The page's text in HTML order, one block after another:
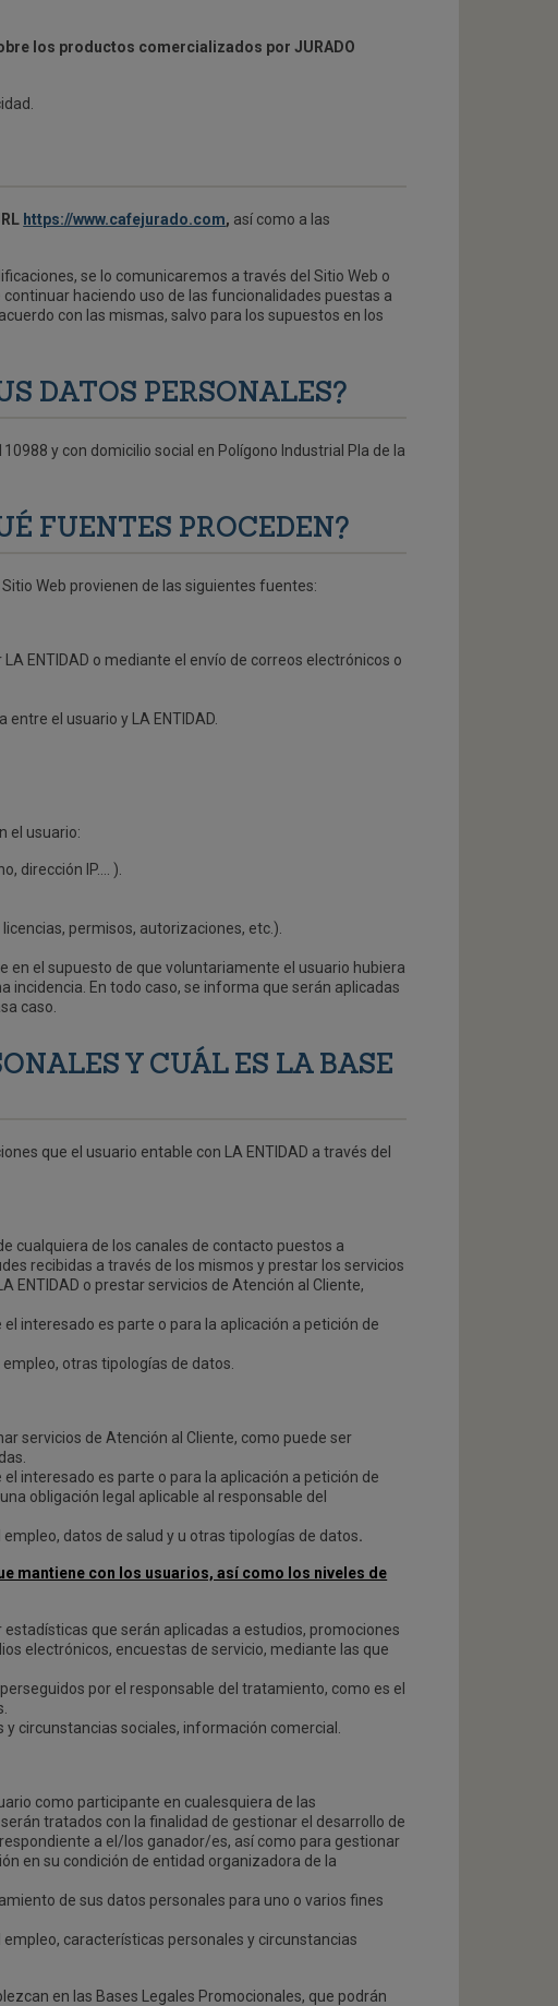
los productos comercializados por JURADO
https://www.cafejurado.com, así como a las
se lo comunicaremos a través del Sitio Web o
haciendo uso de las funcionalidades puestas a
con las mismas, salvo para los supuestos en los
DATOS PERSONALES?
y con domicilio social en Polígono Industrial Pla de la
FUENTES PROCEDEN?
Web provienen de las siguientes fuentes:
ENTIDAD o mediante el envío de correos electrónicos o
el usuario y LA ENTIDAD.
el usuario:
dirección IP…. ).
permisos, autorizaciones, etc.).
el supuesto de que voluntariamente el usuario hubiera
En todo caso, se informa que serán aplicadas
caso.
Y CUÁL ES LA BASE
que el usuario entable con LA ENTIDAD a través del
cualquiera de los canales de contacto puestos a
recibidas a través de los mismos y prestar los servicios
ENTIDAD o prestar servicios de Atención al Cliente,
interesado es parte o para la aplicación a petición de
otras tipologías de datos.
servicios de Atención al Cliente, como puede ser
interesado es parte o para la aplicación a petición de
obligación legal aplicable al responsable del
datos de salud y u otras tipologías de datos.
mantiene con los usuarios, así como los niveles de
que serán aplicadas a estudios, promociones
electrónicos, encuestas de servicio, mediante las que
por el responsable del tratamiento, como es el
circunstancias sociales, información comercial.
como participante en cualesquiera de las
tratados con la finalidad de gestionar el desarrollo de
a el/los ganador/es, así como para gestionar
en su condición de entidad organizadora de la
de sus datos personales para uno o varios fines
características personales y circunstancias
en las Bases Legales Promocionales, que podrán